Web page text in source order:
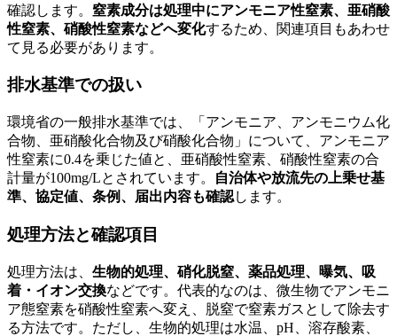
確認します。 窒素成分は処理中にアンモニア性窒素、亜硝酸
性窒素、硝酸性窒素などへ変化するため、関連項目もあわせ
て見る必要があります。
排水基準での扱い
環境省の一般排水基準では、「アンモニア、アンモニウム化
合物、亜硝酸化合物及び硝酸化合物」について、アンモニア
性窒素に0.4を乗じた値と、亜硝酸性窒素、硝酸性窒素の合
計量が100mg/Lとされています。
自治体や放流先の上乗せ基
準、協定値、条例、届出内容も確認します。
処理方法と確認項目
処理方法は、 生物的処理、硝化脱窒、薬品処理、曝気、吸
着・イオン交換などです。代表的なのは、微生物でアンモニ
ア態窒素を硝酸性窒素へ変え、脱窒で窒素ガスとして除去す
る方法です。ただし、生物的処理は水温、pH、溶存酸素、